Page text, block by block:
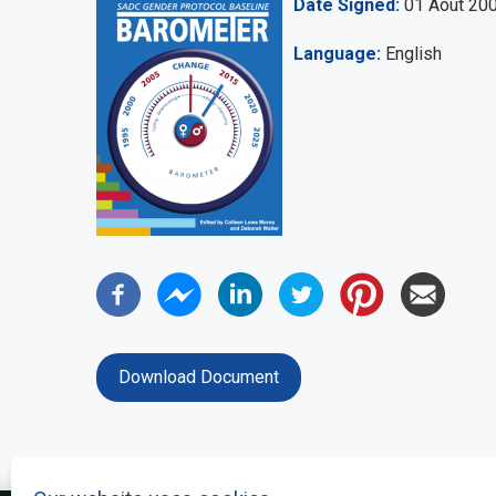
Date Signed 01 Août
Language English
Download Document